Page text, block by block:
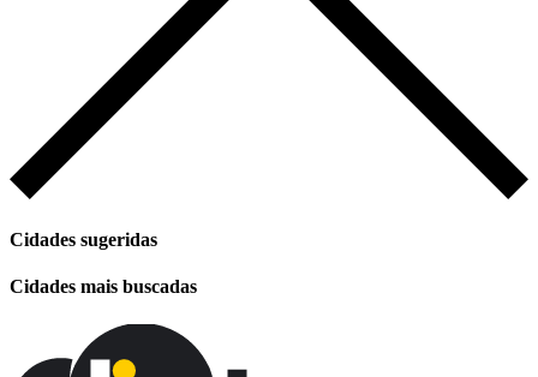
Cidades sugeridas
Cidades mais buscadas